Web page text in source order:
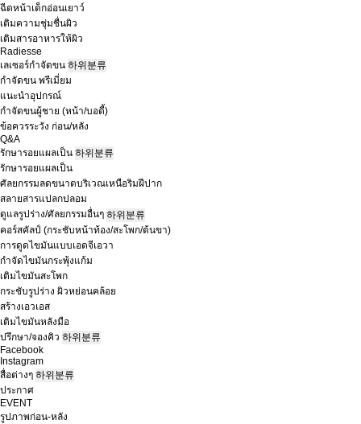
ฉีดหน้าเด็กอ่อนเยาว์
เติมความชุ่มชื่นผิว
เติมสารอาหารให้ผิว
Radiesse
เลเซอร์กำจัดขน 하위분류
กำจัดขน พรีเมี่ยม
แนะนำอุปกรณ์
กำจัดขนผู้ชาย (หน้า/บอดี้)
ข้อควรระวัง ก่อน/หลัง
Q&A
รักษารอยแผลเป็น 하위분류
รักษารอยแผลเป็น
ศัลยกรรมลดขนาดบริเวณเหนือริมฝีปาก
สลายสารแปลกปลอม
ดูแลรูปร่าง/ศัลยกรรมอื่นๆ 하위분류
คอร์สคัลป์ (กระชับหน้าท้อง/สะโพก/ต้นขา)
การดูดไขมันแบบเอดจีเอวา
กำจัดไขมันกระพุ้งแก้ม
เติมไขมันสะโพก
กระชับรูปร่าง ผิวหย่อนคล้อย
สร้างเอวเอส
เติมไขมันหลังมือ
ปรึกษา/จองคิว 하위분류
Facebook
Instagram
สื่อต่างๆ 하위분류
ประกาศ
EVENT
รูปภาพก่อน-หลัง